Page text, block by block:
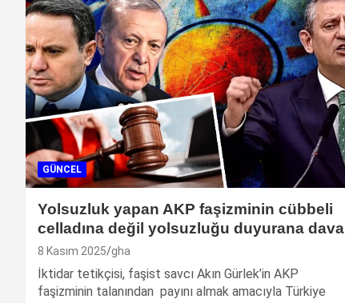
GÜNCEL
Yolsuzluk yapan AKP faşizminin cübbeli
celladına değil yolsuzluğu duyurana dava
8 Kasım 2025 gha
İktidar tetikçisi, faşist savcı Akın Gürlek’in AKP
faşizminin talanından payını almak amacıyla Türkiye